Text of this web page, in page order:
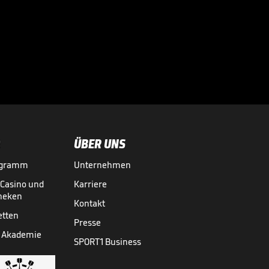
und
Akademie
ÜBER UNS
Unternehmen
Karriere
Kontakt
Presse
SPORT1 Business